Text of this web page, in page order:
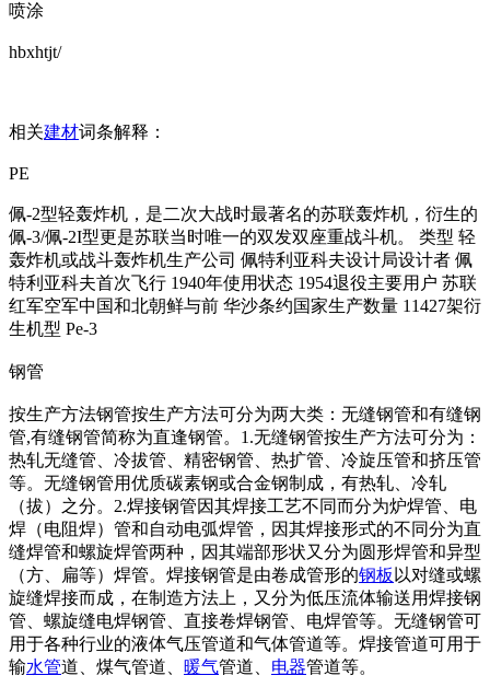
喷涂
hbxhtjt/
相关建材词条解释：
PE
佩-2型轻轰炸机，是二次大战时最著名的苏联轰炸机，衍生的
佩-3/佩-2I型更是苏联当时唯一的双发双座重战斗机。 类型 轻
轰炸机或战斗轰炸机生产公司 佩特利亚科夫设计局设计者 佩
特利亚科夫首次飞行 1940年使用状态 1954退役主要用户 苏联
红军空军中国和北朝鲜与前 华沙条约国家生产数量 11427架衍
生机型 Pe-3
钢管
按生产方法钢管按生产方法可分为两大类：无缝钢管和有缝钢
管,有缝钢管简称为直逢钢管。1.无缝钢管按生产方法可分为：
热轧无缝管、冷拔管、精密钢管、热扩管、冷旋压管和挤压管
等。无缝钢管用优质碳素钢或合金钢制成，有热轧、冷轧
（拔）之分。2.焊接钢管因其焊接工艺不同而分为炉焊管、电
焊（电阻焊）管和自动电弧焊管，因其焊接形式的不同分为直
缝焊管和螺旋焊管两种，因其端部形状又分为圆形焊管和异型
（方、扁等）焊管。焊接钢管是由卷成管形的钢板 以对缝或螺
旋缝焊接而成，在制造方法上，又分为低压流体输送用焊接钢
管、螺旋缝电焊钢管、直接卷焊钢管、电焊管等。无缝钢管可
用于各种行业的液体气压管道和气体管道等。焊接管道可用于
输水管道、煤气管道、 暖气管道、 电器管道等。